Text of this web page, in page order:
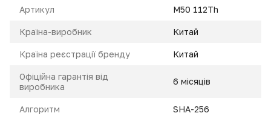
Артикул M50 112Th
Країна-виробник Китай
Країна реєстрації бренду Китай
Офіційна гарантія від
виробника
6 місяців
Алгоритм SHA-256